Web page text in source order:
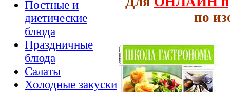
Постные и
диетические
блюда
Праздничные
блюда
Салаты
Холодные закуски
по